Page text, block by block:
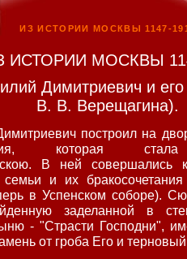
ИЗ ИСТОРИИ МОСКВЫ 1147-
Димитриевич и
В. В. Верещагина).
построил на
которая
В ней совершались
семьи и их
в Успенском соборе).
заделанной в
- "Страсти Господни",
от гроба Его и